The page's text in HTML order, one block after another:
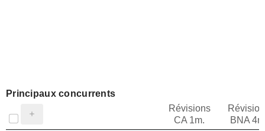
Principaux concurrents
Révisions
CA 1m.
BNA